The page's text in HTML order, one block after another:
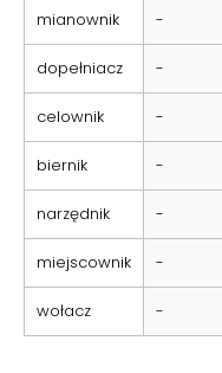
mianownik -
dopełniacz -
celownik -
biernik -
narzędnik -
miejscownik -
wołacz -